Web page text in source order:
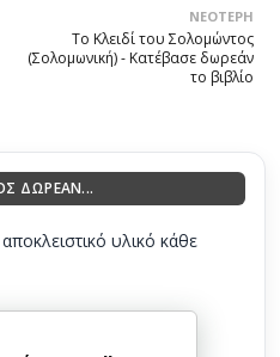
ΝΕΌΤΕΡΗ
Το Κλειδί του Σολομώντος
(Σολομωνική) - Κατέβασε δωρεάν
το βιβλίο
ΔΩΡΕΑΝ...
υλικό κάθε